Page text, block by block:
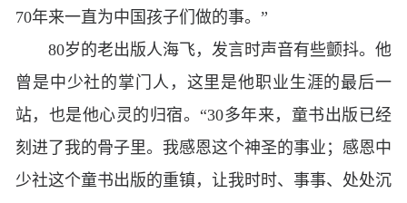
70年来一直为中国孩子们做的事。”
80岁的老出版人海飞，发言时声音有些颤抖。他
曾是中少社的掌门人，这里是他职业生涯的最后一
站，也是他心灵的归宿。“30多年来，童书出版已经
刻进了我的骨子里。我感恩这个神圣的事业；感恩中
少社这个童书出版的重镇，让我时时、事事、处处沉